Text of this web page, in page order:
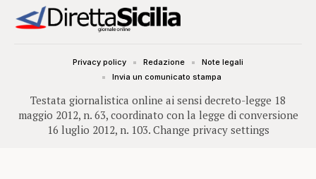
Testata giornalistica online ai sensi decreto-legge 18
maggio 2012, n. 63, coordinato con la legge di conversione
16 luglio 2012, n. 103. Change privacy settings
Privacy policy Redazione
Note legali
Invia un comunicato stampa